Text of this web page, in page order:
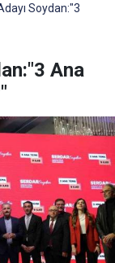
Soydan:"3
Ana